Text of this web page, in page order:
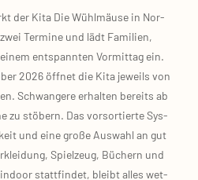
der Kita Die Wühl­mäu­se in Nor­
Ter­mi­ne und lädt Fami­li­en,
ent­spann­ten Vor­mit­tag ein.
2026 öff­net die Kita jeweils von
Schwan­ge­re erhal­ten bereits ab
zu stö­bern. Das vor­sor­tier­te Sys­
und eine gro­ße Aus­wahl an gut
Spiel­zeug, Büchern und
indoor statt­fin­det, bleibt alles wet­